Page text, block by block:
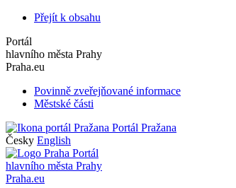
Přejít k obsahu
Portál
hlavního města Prahy
Praha.eu
Povinně zveřejňované informace
Městské části
Portál Pražana
Česky English
Portál
hlavního města Prahy
Praha.eu